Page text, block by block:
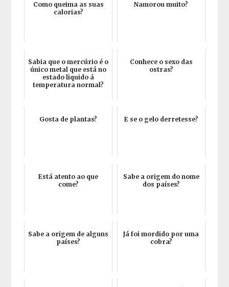
Como queima as suas
calorias?
Namorou muito?
Sabia que o mercúrio é o
único metal que está no
estado liquido á
temperatura normal?
Conhece o sexo das
ostras?
Gosta de plantas? E se o gelo derretesse?
Está atento ao que
come?
Sabe a origem do nome
dos países?
Sabe a origem de alguns
países?
Já foi mordido por uma
cobra?